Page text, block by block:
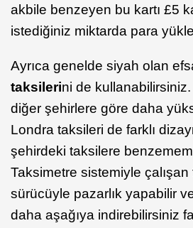
akbile benzeyen bu kartı £5
istediğiniz miktarda para
Ayrıca genelde siyah olan
taksilerini de kullanabilirsiniz.
diğer şehirlere göre daha
Londra taksileri de farklı
şehirdeki taksilere
Taksimetre sistemiyle
sürücüyle pazarlık yapabilir
daha aşağıya indirebilirsiniz